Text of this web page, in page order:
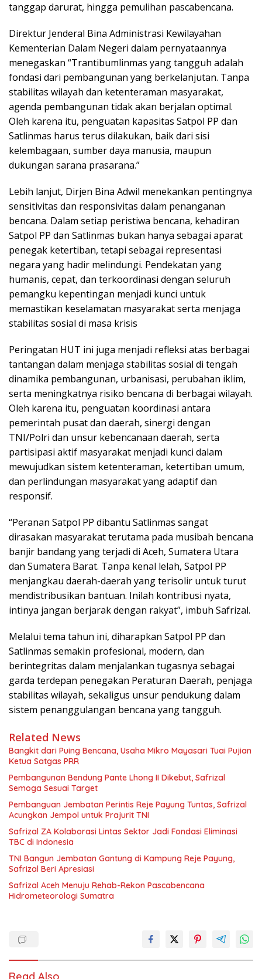
tanggap darurat, hingga pemulihan pascabencana.
Direktur Jenderal Bina Administrasi Kewilayahan
Kementerian Dalam Negeri dalam pernyataannya
menegaskan “Trantibumlinmas yang tangguh adalah
fondasi dari pembangunan yang berkelanjutan. Tanpa
stabilitas wilayah dan ketenteraman masyarakat,
agenda pembangunan tidak akan berjalan optimal.
Oleh karena itu, penguatan kapasitas Satpol PP dan
Satlinmas harus terus dilakukan, baik dari sisi
kelembagaan, sumber daya manusia, maupun
dukungan sarana prasarana.”
Lebih lanjut, Dirjen Bina Adwil menekankan pentingnya
sensitivitas dan responsivitas dalam penanganan
bencana. Dalam setiap peristiwa bencana, kehadiran
Satpol PP dan Satlinmas bukan hanya sebagai aparat
penegak ketertiban, tetapi sebagai representasi
negara yang hadir melindungi. Pendekatan yang
humanis, cepat, dan terkoordinasi dengan seluruh
pemangku kepentingan menjadi kunci untuk
memastikan keselamatan masyarakat serta menjaga
stabilitas sosial di masa krisis
Peringatan HUT ini juga menjadi refleksi atas berbagai
tantangan dalam menjaga stabilitas sosial di tengah
dinamika pembangunan, urbanisasi, perubahan iklim,
serta meningkatnya risiko bencana di berbagai wilayah.
Oleh karena itu, penguatan koordinasi antara
pemerintah pusat dan daerah, sinergi dengan
TNI/Polri dan unsur kebencanaan daerah, serta
partisipasi aktif masyarakat menjadi kunci dalam
mewujudkan sistem ketenteraman, ketertiban umum,
dan perlindungan masyarakat yang adaptif dan
responsif.
“Peranan Satpol PP dibantu Satlinmas sangat
dirasakan masyarakat terutama pada musibah bencana
banjir bandang yang terjadi di Aceh, Sumatera Utara
dan Sumatera Barat. Tanpa kenal lelah, Satpol PP
menjangkau daerah-daerah yang terisolir untuk turut
mendistribusikan bantuan. Inilah kontribusi nyata,
intinya jangan berjarak dengan rakyat”, imbuh Safrizal.
Melalui tema tahun ini, diharapkan Satpol PP dan
Satlinmas semakin profesional, modern, dan
berintegritas dalam menjalankan tugasnya sebagai
garda terdepan penegakan Peraturan Daerah, penjaga
stabilitas wilayah, sekaligus unsur pendukung dalam
sistem penanggulangan bencana yang tangguh.
Related News
Bangkit dari Puing Bencana, Usaha Mikro Mayasari Tuai Pujian
Ketua Satgas PRR
Pembangunan Bendung Pante Lhong II Dikebut, Safrizal
Semoga Sesuai Target
Pembanguan Jembatan Perintis Reje Payung Tuntas, Safrizal
Acungkan Jempol untuk Prajurit TNI
Safrizal ZA Kolaborasi Lintas Sektor Jadi Fondasi Eliminasi
TBC di Indonesia
TNI Bangun Jembatan Gantung di Kampung Reje Payung,
Safrizal Beri Apresiasi
Safrizal Aceh Menuju Rehab-Rekon Pascabencana
Hidrometeorologi Sumatra